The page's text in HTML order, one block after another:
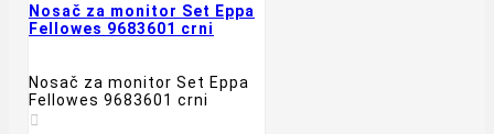
Nosač za monitor Set Eppa
Fellowes 9683601 crni
Nosač za monitor Set Eppa
Fellowes 9683601 crni
